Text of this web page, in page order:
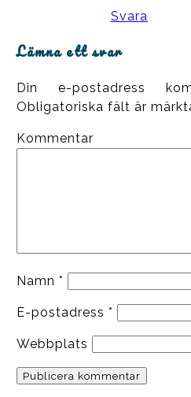
Svara
Lämna ett svar
Din e-postadress
Obligatoriska fält är
Namn *
E-postadress *
Webbplats